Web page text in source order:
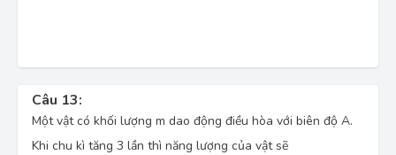
Câu 13:
Một vật có khối lượng m dao động điều hòa với biên độ A.
Khi chu kì tăng 3 lần thì năng lượng của vật sẽ